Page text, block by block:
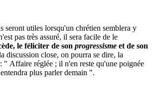
seront utiles lorsqu'un chrétien semblera y
pas très assuré, il sera facile de le
le féliciter de son progressisme et de son
discussion close, on pourra se dire, la
" Affaire réglée ; il n'en reste qu'une poignée
plus parler demain ".